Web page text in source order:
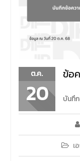
ต.ค.
20
ข้อ
เ
บันทึ